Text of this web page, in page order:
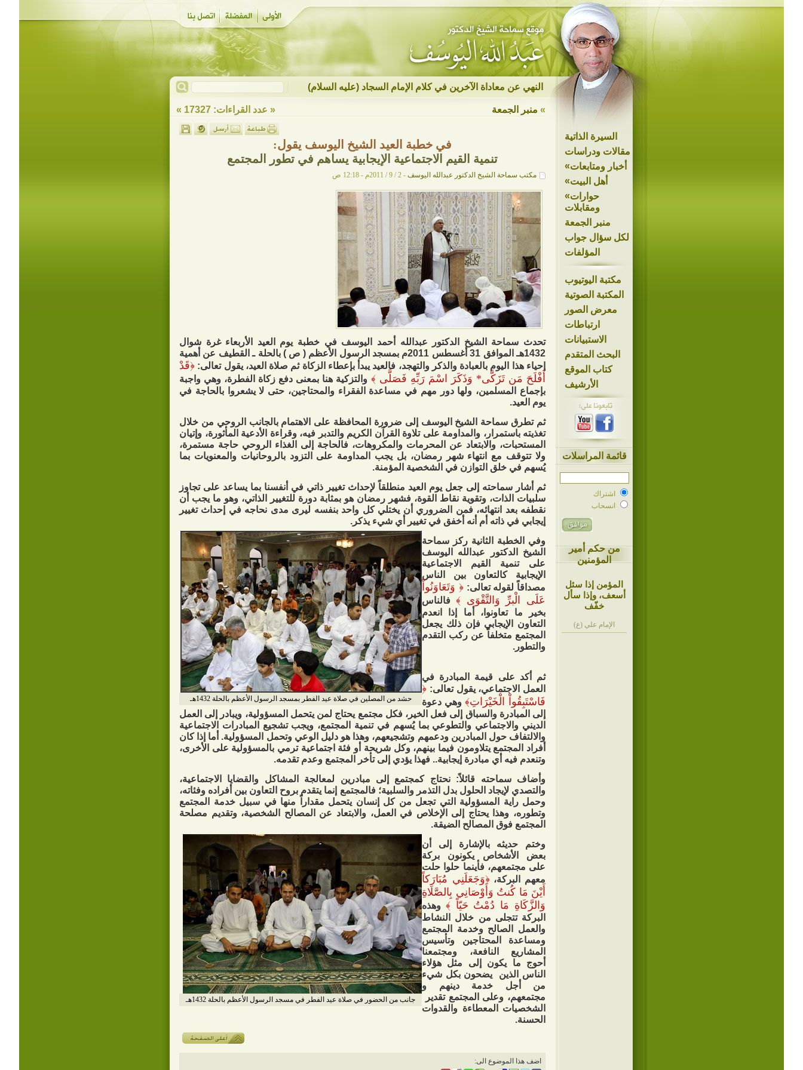
النهي عن معاداة الآخرين في كلام الإمام السجاد (عليه السلام)
السيرة الذاتية
مقالات ودراسات
»أخبار ومتابعات
»أهل البيت
»حوارات
ومقابلات
منبر الجمعة
لكل سؤال جواب
المؤلفات
مكتبة اليوتيوب
المكتبة الصوتية
معرض الصور
ارتباطات
الاستبيانات
البحث المتقدم
كتاب الموقع
الأرشيف
قائمة المراسلات
اشتراك
انسحاب
من حكم أمير
المؤمنين
المؤمن إذا سئل
أسعف، وإذا سأل
خفّف
الإمام علي (ع)
« عدد القراءات: 17327 » » منبر الجمعة
في خطبة العيد الشيخ اليوسف يقول:
تنمية القيم الاجتماعية الإيجابية يساهم في تطور المجتمع
مكتب سماحة الشيخ الدكتور عبدالله اليوسف - 2 / 9 / 2011م - 12:18 ص
تحدث سماحة الشيخ الدكتور عبدالله أحمد اليوسف في خطبة يوم العيد الأربعاء غرة شوال
1432هـ الموافق 31 أغسطس 2011م بمسجد الرسول الأعظم ( ص ) بالحلة ـ القطيف عن أهمية
إحياء هذا اليوم بالعبادة والذكر والتهجد، فالعيد يبدأ بإعطاء الزكاة ثم صلاة العيد، يقول تعالى: ﴿قَدْ
أَفْلَحَ مَن تَزَكَّى* وَذَكَرَ اسْمَ رَبِّهِ فَصَلَّى﴾ والتزكية هنا بمعنى دفع زكاة الفطرة، وهي واجبة
بإجماع المسلمين، ولها دور مهم في مساعدة الفقراء والمحتاجين، حتى لا يشعروا بالحاجة في
يوم العيد.
ثم تطرق سماحة الشيخ اليوسف إلى ضرورة المحافظة على الاهتمام بالجانب الروحي من خلال
تغذيته باستمرار، والمداومة على تلاوة القرآن الكريم والتدبر فيه، وقراءة الأدعية المأثورة، وإتيان
المستحبات، والابتعاد عن المحرمات والمكروهات، فالحاجة إلى الغذاء الروحي حاجة مستمرة،
ولا تتوقف مع انتهاء شهر رمضان، بل يجب المداومة على التزود بالروحانيات والمعنويات بما
يُسهم في خلق التوازن في الشخصية المؤمنة.
ثم أشار سماحته إلى جعل يوم العيد منطلقاً لإحداث تغيير ذاتي في أنفسنا بما يساعد على تجاوز
سلبيات الذات، وتقوية نقاط القوة، فشهر رمضان هو بمثابة دورة للتغيير الذاتي، وهو ما يجب أن
نقطفه بعد انتهائه، فمن الضروري أن يختلي كل واحد بنفسه ليرى مدى نحاجه في إحداث تغيير
إيجابي في ذاته أم أنه أخفق في تغيير أي شيء يذكر.
حشد من المصلين في صلاة عيد الفطر بمسجد الرسول الأعظم بالحلة 1432هـ
وفي الخطبة الثانية ركز سماحة
الشيخ الدكتور عبدالله اليوسف
على تنمية القيم الاجتماعية
الإيجابية كالتعاون بين الناس
مصداقاً لقوله تعالى:﴿ وَتَعَاوَنُواْ
عَلَى الْبرِّ وَالتَّقْوَى﴾ فالناس
بخير ما تعاونوا، أما إذا انعدم
التعاون الإيجابي فإن ذلك يجعل
المجتمع متخلفاً عن ركب التقدم
والتطور.
ثم أكد على قيمة المبادرة في
العمل الاجتماعي، يقول تعالى: ﴿
فَاسْتَبِقُواْ الْخَيْرَاتِ﴾ وهي دعوة
إلى المبادرة والسباق إلى فعل الخير، فكل مجتمع يحتاج لمن يتحمل المسؤولية، ويبادر إلى العمل
الديني والاجتماعي والتطوعي بما يُسهم في تنمية المجتمع، ويجب تشجيع المبادرات الاجتماعية
والالتفاف حول المبادرين ودعمهم وتشجيعهم، وهذا هو دليل الوعي وتحمل المسؤولية. أما إذا كان
أفراد المجتمع يتلاومون فيما بينهم، وكل شريحة أو فئة اجتماعية ترمي بالمسؤولية على الأخرى،
وتنعدم فيه أي مبادرة إيجابية.. فهذا يؤدي إلى تأخر المجتمع وعدم تقدمه.
وأضاف سماحته قائلاً: نحتاج كمجتمع إلى مبادرين لمعالجة المشاكل والقضايا الاجتماعية،
والتصدي لإيجاد الحلول بدل التذمر والسلبية؛ فالمجتمع إنما يتقدم بروح التعاون بين أفراده وفئاته،
وحمل راية المسؤولية التي تجعل من كل إنسان يتحمل مقداراً منها في سبيل خدمة المجتمع
وتطوره، وهذا يحتاج إلى الإخلاص في العمل، والابتعاد عن المصالح الشخصية، وتقديم مصلحة
المجتمع فوق المصالح الضيقة.
جانب من الحضور في صلاة عيد الفطر في مسجد الرسول الأعظم بالحلة 1432هـ
وختم حديثه بالإشارة إلى أن
بعض الأشخاص يكونون بركة
على مجتمعهم، فأينما حلوا حلت
معهم البركة،﴿وَجَعَلَنِي مُبَارَكاً
أَيْنَ مَا كُنتُ وَأَوْصَانِي بِالصَّلَاةِ
وَالزَّكَاةِ مَا دُمْتُ حَيّاً﴾ وهذه
البركة تتجلى من خلال النشاط
والعمل الصالح وخدمة المجتمع
ومساعدة المحتاجين وتأسيس
المشاريع النافعة، ومجتمعنا
أحوج ما يكون إلى مثل هؤلاء
الناس الذين يضحون بكل شيء
من أجل خدمة دينهم و
مجتمعهم، وعلى المجتمع تقدير
الشخصيات المعطاءة والقدوات
الحسنة.
اضف هذا الموضوع الى: